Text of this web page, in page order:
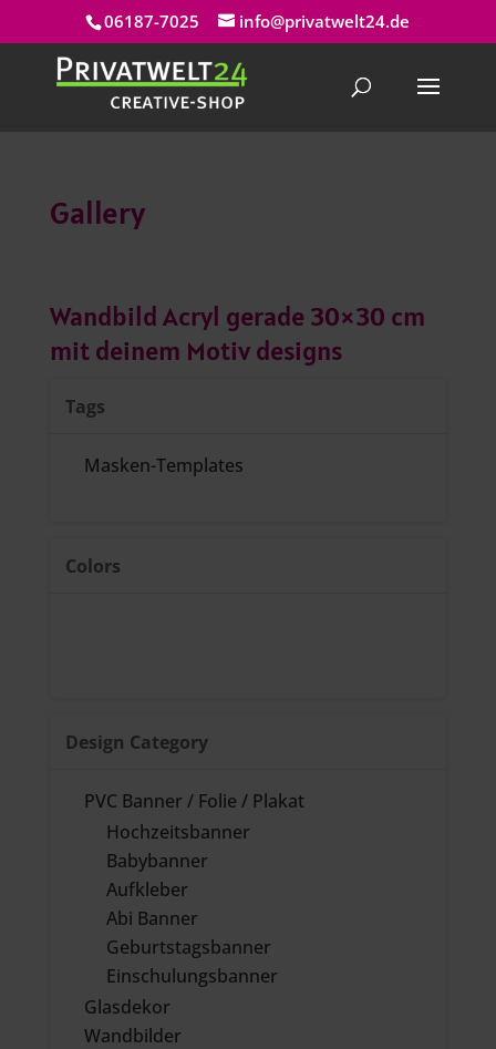
06187-7025 info@privatwelt24.de
Gallery
Wandbild Acryl gerade 30×30 cm
mit deinem Motiv designs
Tags
Masken-Templates
Colors
Design Category
PVC Banner / Folie / Plakat
Hochzeitsbanner
Babybanner
Aufkleber
Abi Banner
Geburtstagsbanner
Einschulungsbanner
Glasdekor
Wandbilder